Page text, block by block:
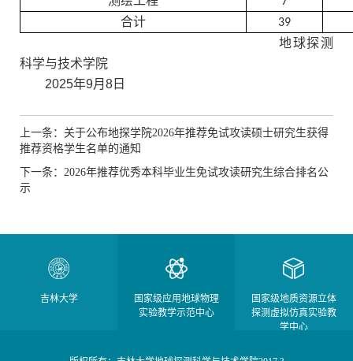
合计 39
地球探测
科学与技术学院
2025年9月 8 日
上一条：关于公布地探学院2026年推荐免试攻读硕士研究生获得
推荐资格学生名单的通知
下一条：2026年推荐优秀本科毕业生免试攻读研究生综合排名公
示
吉林大学
国家级应用地球物理
实验教学示范中心
国家级地质资源立体
探测虚拟仿真实验教
学中心